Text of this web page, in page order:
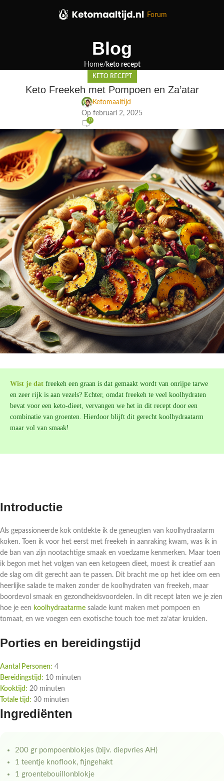
Forum
Blog
Home keto recept
KETO RECEPT
Keto Freekeh met Pompoen en Za’atar
Ketomaaltijd
Op februari 2, 2025
0
Wist je dat freekeh een graan is dat gemaakt wordt van onrijpe tarwe
en zeer rijk is aan vezels? Echter, omdat freekeh te veel koolhydraten
bevat voor een keto-dieet, vervangen we het in dit recept door een
combinatie van groenten. Hierdoor blijft dit gerecht koolhydraatarm
maar vol van smaak!
Introductie
Als gepassioneerde kok ontdekte ik de geneugten van koolhydraatarm
koken. Toen ik voor het eerst met freekeh in aanraking kwam, was ik in
de ban van zijn nootachtige smaak en voedzame kenmerken. Maar toen
ik begon met het volgen van een ketogeen dieet, moest ik creatief aan
de slag om dit gerecht aan te passen. Dit bracht me op het idee om een
heerlijke salade te maken zonder de koolhydraten van freekeh, maar
boordevol smaak en gezondheidsvoordelen. In dit recept laten we je zien
hoe je een koolhydraatarme salade kunt maken met pompoen en
tomaat, en we voegen een exotische touch toe met za’atar kruiden.
Porties en bereidingstijd
Aantal Personen: 4
Bereidingstijd: 10 minuten
Kooktijd: 20 minuten
Totale tijd: 30 minuten
Ingrediënten
200 gr pompoenblokjes (bijv. diepvries AH)
1 teentje knoflook, fijngehakt
1 groentebouillonblokje